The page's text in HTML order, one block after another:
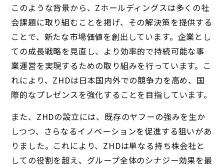
このような背景から、Zホールディングスは多くの社
会課題に取り組むことを掲げ、その解決策を提供する
ことで、新たな市場価値を創出しています。企業とし
ての成長戦略を見直し、より効率的で持続可能な事
業運営を実現するための取り組みを行っています。こ
れにより、ZHDは日本国内外での競争力を高め、国
際的なプレゼンスを強化することを目指しています。
また、ZHDの設立には、既存のヤフーの強みを生か
しつつ、さらなるイノベーションを促進する狙いがあ
りました。これにより、ZHDは単なる持ち株会社と
しての役割を超え、グループ全体のシナジー効果を最